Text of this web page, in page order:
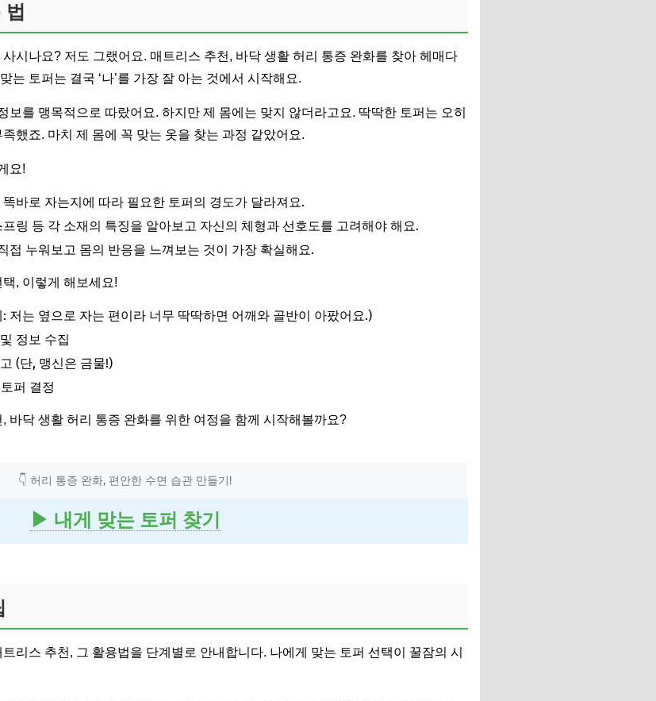
시나요? 저도 그랬어요. 매트리스 추천, 바닥 생활 허리 통증 완화를 찾아 헤매다
는 토퍼는 결국 ‘나’를 가장 잘 아는 것에서 시작해요.
보를 맹목적으로 따랐어요. 하지만 제 몸에는 맞지 않더라고요. 딱딱한 토퍼는 오히
했죠. 마치 제 몸에 꼭 맞는 옷을 찾는 과정 같았어요.
요!
바로 자는지에 따라 필요한 토퍼의 경도가 달라져요.
링 등 각 소재의 특징을 알아보고 자신의 체형과 선호도를 고려해야 해요.
접 누워보고 몸의 반응을 느껴보는 것이 가장 확실해요.
, 이렇게 해보세요!
저는 옆으로 자는 편이라 너무 딱딱하면 어깨와 골반이 아팠어요.)
정보 수집
(단, 맹신은 금물!)
퍼 결정
바닥 생활 허리 통증 완화를 위한 여정을 함께 시작해볼까요?
👇 허리 통증 완화, 편안한 수면 습관 만들기!
▶ 내게 맞는 토퍼 찾기
리스 추천, 그 활용법을 단계별로 안내합니다. 나에게 맞는 토퍼 선택이 꿀잠의 시